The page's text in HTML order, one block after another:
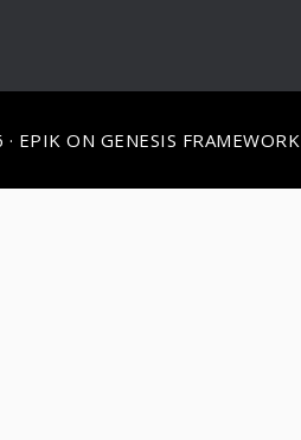
EPIK ON GENESIS FRAMEWORK